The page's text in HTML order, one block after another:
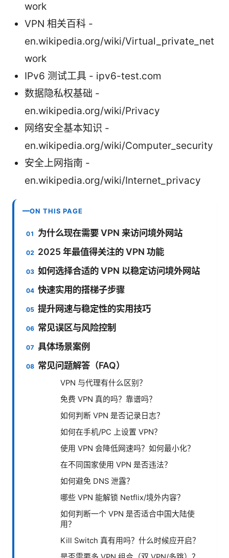
work
VPN 相关百科 -
en.wikipedia.org/wiki/Virtual_private_net
work
IPv6 测试工具 - ipv6-test.com
数据隐私权基础 -
en.wikipedia.org/wiki/Privacy
网络安全基本知识 -
en.wikipedia.org/wiki/Computer_security
安全上网指南 -
en.wikipedia.org/wiki/Internet_privacy
ON THIS PAGE
为什么现在需要 VPN 来访问境外网站
2025 年最值得关注的 VPN 功能
如何选择合适的 VPN 以稳定访问境外网站
快速实用的搭梯子步骤
提升网速与稳定性的实用技巧
常见误区与风险控制
具体场景案例
常见问题解答（FAQ）
VPN 与代理有什么区别？
免费 VPN 真的吗？靠谱吗？
如何判断 VPN 是否记录日志？
如何在手机/PC 上设置 VPN？
使用 VPN 会降低网速吗？如何最小化？
在不同国家使用 VPN 是否违法？
如何避免 DNS 泄露？
哪些 VPN 能解锁 Netflix/境外内容？
如何判断一个 VPN 是否适合中国大陆使
用？
Kill Switch 真有用吗？什么时候应开启？